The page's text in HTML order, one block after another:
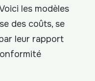
les modèles
des coûts, se
leur rapport